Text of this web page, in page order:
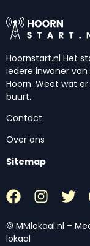
Hoornstart.nl Het
iedere inwoner
Hoorn. Weet wat
buurt.
Contact
Over ons
Sitemap
© MMlokaal.nl –
lokaal